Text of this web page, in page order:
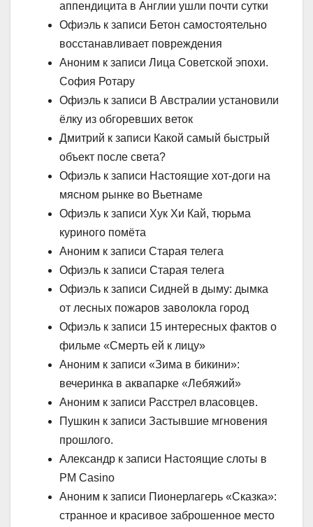
аппендицита в Англии ушли почти сутки
Офиэль к записи Бетон самостоятельно
восстанавливает повреждения
Аноним к записи Лица Советской эпохи.
София Ротару
Офиэль к записи В Австралии установили
ёлку из обгоревших веток
Дмитрий к записи Какой самый быстрый
объект после света?
Офиэль к записи Настоящие хот-доги на
мясном рынке во Вьетнаме
Офиэль к записи Хук Хи Кай, тюрьма
куриного помёта
Аноним к записи Старая телега
Офиэль к записи Старая телега
Офиэль к записи Сидней в дыму: дымка
от лесных пожаров заволокла город
Офиэль к записи 15 интересных фактов о
фильме «Смерть ей к лицу»
Аноним к записи «Зима в бикини»:
вечеринка в аквапарке «Лебяжий»
Аноним к записи Расстрел власовцев.
Пушкин к записи Застывшие мгновения
прошлого.
Александр к записи Настоящие слоты в
PM Casino
Аноним к записи Пионерлагерь «Сказка»:
странное и красивое заброшенное место